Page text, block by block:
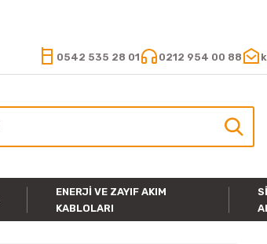
0542 535 28 01 0212 954 00 88
ENERJI VE ZAYIF AKIM
KABLOLARI